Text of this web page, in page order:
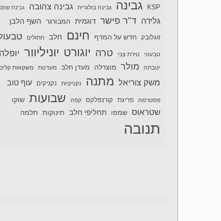
KSP גבינה גבינה בולגרית גבינה צהובה גבינת
גלידה ד"ר פישר דוגמית המבורגר השף הלבן
זוגלובק חדש על המדף חינם חלב חתולים
טבעוני טירת צבי טרה יוגורט יוניליוור
יטבתה מולר מוצרלה מעדן חלב מעדנות משקאות
משק צוריאל מתנה נקניקיות נקניקים עוף טוב
פסטרמה פריגת קורנפלקס קפה שבועות שוקו
שטראוס שמפו תחליפי חלב תינוקות תלמה
תנובה